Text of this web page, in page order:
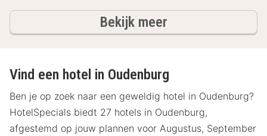
Bekijk meerhotels
Vind een hotel in Oudenburg
Ben je op zoek naar een geweldig hotel in Oudenburg?
HotelSpecials biedt 27 hotels in Oudenburg,
afgestemd op jouw plannen voor Augustus, September